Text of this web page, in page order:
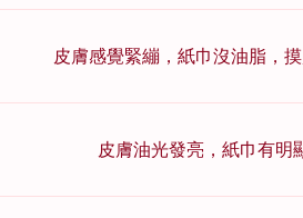
皮膚感覺緊繃，紙巾沒油脂，
皮膚油光發亮，紙巾有明